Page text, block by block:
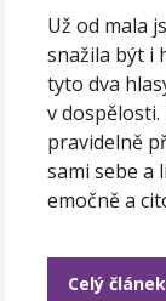
Už od mala
snažila být i
tyto dva
v
pravidelně
sami sebe a
emočně a
Celý článek